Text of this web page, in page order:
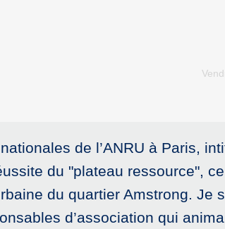
de l’ANRU à Paris,
du "plateau ressource",
du quartier Amstrong. Je
d’association qui